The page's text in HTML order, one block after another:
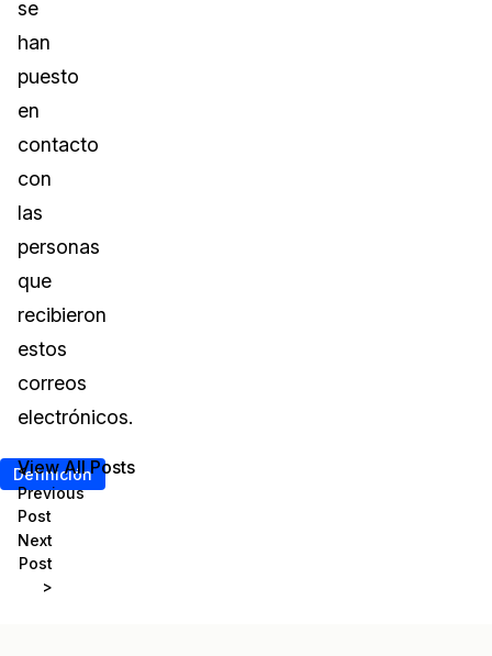
se
han
puesto
en
contacto
con
las
personas
que
recibieron
estos
correos
electrónicos.
Definición
<
Previous
Post
Next
Post
>
View All Posts